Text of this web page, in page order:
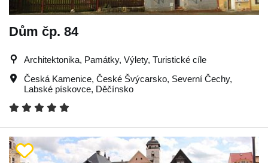
Dům čp. 84
Architektonika, Památky, Výlety, Turistické cíle
Česká Kamenice, České Švýcarsko, Severní Čechy,
Labské pískovce, Děčínsko